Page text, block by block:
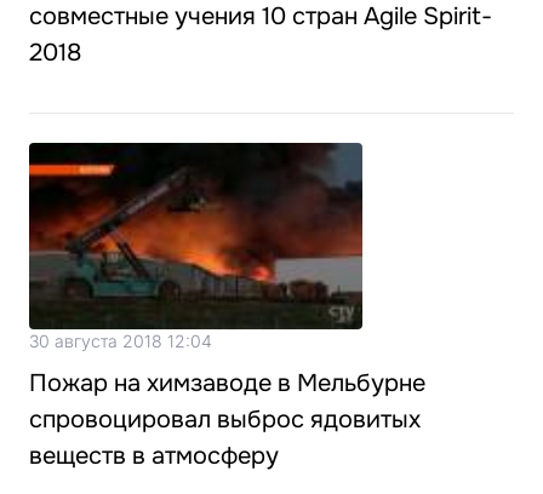
совместные учения 10 стран Agile Spirit-
2018
30 августа 2018 12:04
Пожар на химзаводе в Мельбурне
спровоцировал выброс ядовитых
веществ в атмосферу